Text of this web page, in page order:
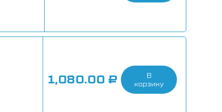
1,080.00 ₽
В
корзину